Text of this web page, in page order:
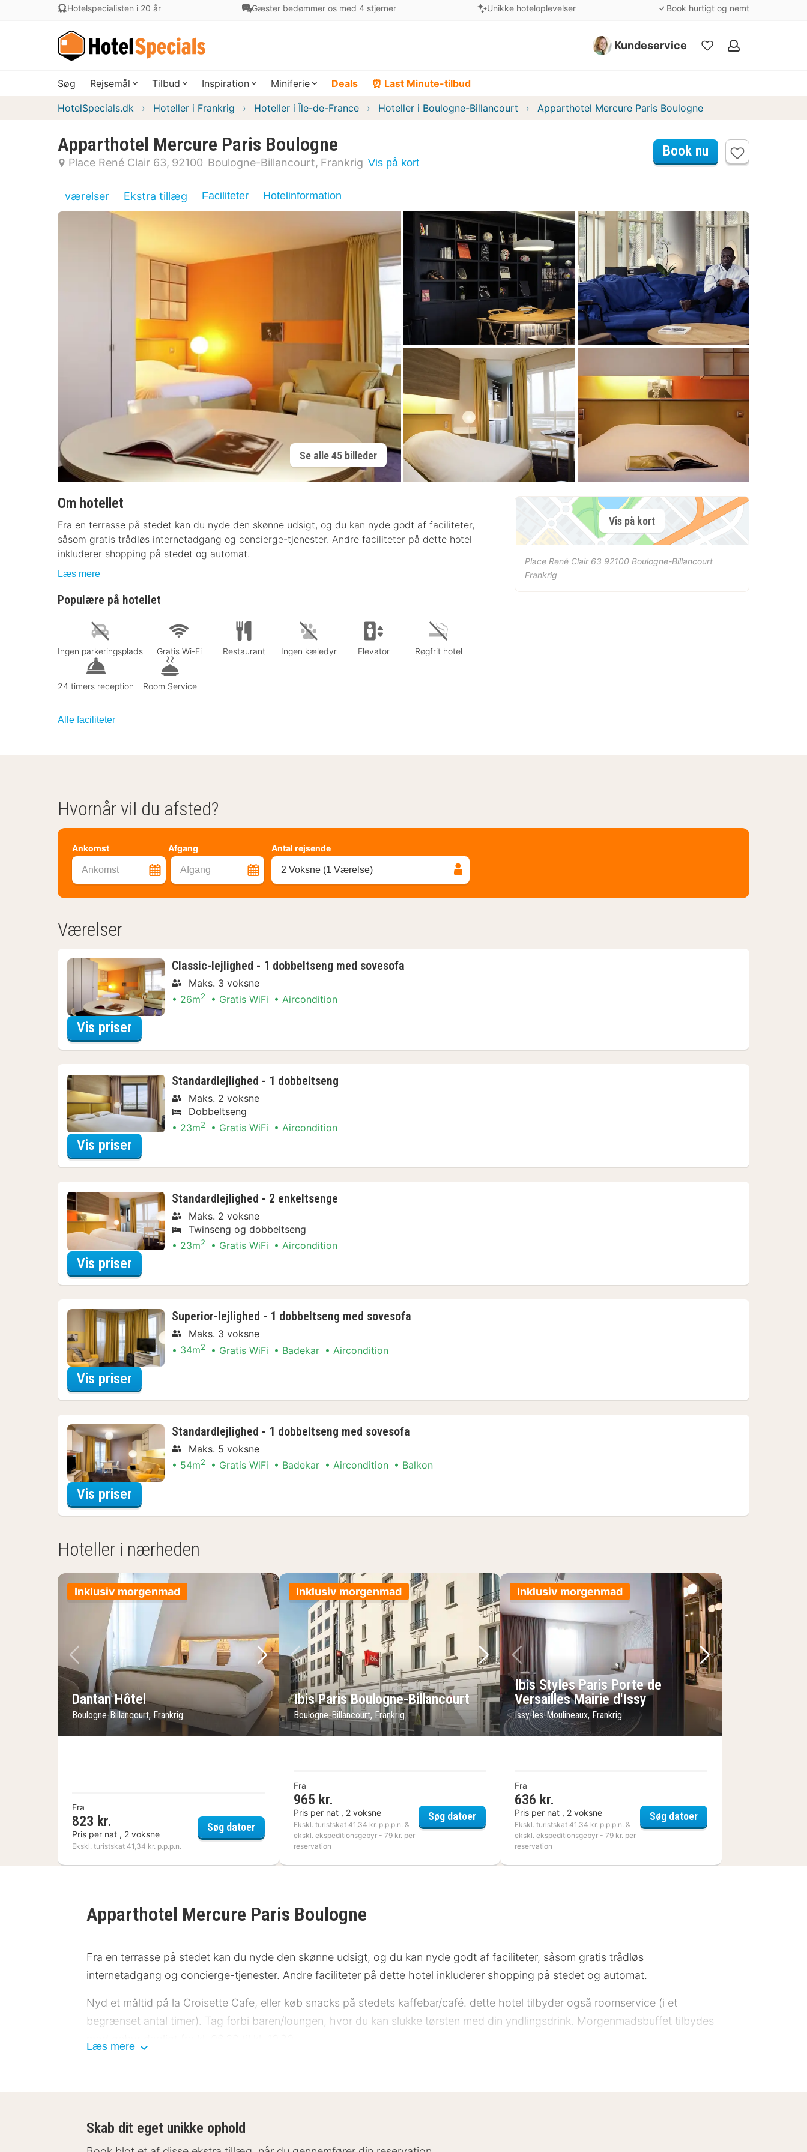
Hotelspecialisten i 20 år Gæster bedømmer os med 4 stjerner Unikke hoteloplevelser Book hurtigt og nemt
Kundeservice
Mine
Søg Rejsemål Tilbud Inspiration Miniferie Deals ⏰ Last Minute-tilbud
HotelSpecials.dk Hoteller i Frankrig Hoteller i Île-de-France Hoteller i Boulogne-Billancourt Apparthotel Mercure Paris Boulogne
Apparthotel Mercure Paris Boulogne
Place René Clair 63 92100 Boulogne-Billancourt Frankrig Vis på kort
Book nu
værelser Ekstra tillæg Faciliteter Hotelinformation
Se alle 45 billeder
Om hotellet
Fra en terrasse på stedet kan du nyde den skønne udsigt, og du kan nyde godt af faciliteter,
såsom gratis trådløs internetadgang og concierge-tjenester. Andre faciliteter på dette hotel
inkluderer shopping på stedet og automat.
Læs mere
Populære på hotellet
Ingen parkeringsplads Gratis Wi-Fi Restaurant Ingen kæledyr Elevator Røgfrit hotel
24 timers reception Room Service
Alle faciliteter
Vis på kort
Place René Clair 63 92100 Boulogne-Billancourt
Frankrig
Hvornår vil du afsted?
Ankomst Afgang
Ankomst Afgang
Antal rejsende
2 Voksne (1 Værelse)
Værelser
Classic-lejlighed - 1 dobbeltseng med sovesofa
Maks. 3 voksne
26m2 Gratis WiFi Aircondition
Vis priser
Standardlejlighed - 1 dobbeltseng
Maks. 2 voksne
Dobbeltseng
23m2 Gratis WiFi Aircondition
Vis priser
Standardlejlighed - 2 enkeltsenge
Maks. 2 voksne
Twinseng og dobbeltseng
23m2 Gratis WiFi Aircondition
Vis priser
Superior-lejlighed - 1 dobbeltseng med sovesofa
Maks. 3 voksne
34m2 Gratis WiFi Badekar Aircondition
Vis priser
Standardlejlighed - 1 dobbeltseng med sovesofa
Maks. 5 voksne
54m2 Gratis WiFi Badekar Aircondition Balkon
Vis priser
Hoteller i nærheden
Inklusiv morgenmad
Forrige billede
Næste billede
Dantan Hôtel
Boulogne-Billancourt, Frankrig
Fra
823 kr.
Pris per nat , 2 voksne
Ekskl. turistskat 41,34 kr. p.p.p.n.
Søg datoerDantan Hôtel
Inklusiv morgenmad
Forrige billede
Næste billede
Ibis Paris Boulogne-Billancourt
Boulogne-Billancourt, Frankrig
Fra
965 kr.
Pris per nat , 2 voksne
Ekskl. turistskat 41,34 kr. p.p.p.n. &
ekskl. ekspeditionsgebyr - 79 kr. per
reservation
Søg datoerIbis Paris Boulogne-Billancourt
Inklusiv morgenmad
Forrige billede
Næste billede
Ibis Styles Paris Porte de
Versailles Mairie d'Issy
Issy-les-Moulineaux, Frankrig
Fra
636 kr.
Pris per nat , 2 voksne
Ekskl. turistskat 41,34 kr. p.p.p.n. &
ekskl. ekspeditionsgebyr - 79 kr. per
reservation
Søg datoerIbis Styles Paris Porte
Apparthotel Mercure Paris Boulogne
Fra en terrasse på stedet kan du nyde den skønne udsigt, og du kan nyde godt af faciliteter, såsom gratis trådløs
internetadgang og concierge-tjenester. Andre faciliteter på dette hotel inkluderer shopping på stedet og automat.
Nyd et måltid på la Croisette Cafe, eller køb snacks på stedets kaffebar/café. dette hotel tilbyder også roomservice (i et
begrænset antal timer). Tag forbi baren/loungen, hvor du kan slukke tørsten med din yndlingsdrink. Morgenmadsbuffet tilbydes
komme på nettet, og kabelkanaler sørger for underholdningen. Faciliteter inkluderer telefoner samt pengeskabe og skriveborde.
Læs mere
Skab dit eget unikke ophold